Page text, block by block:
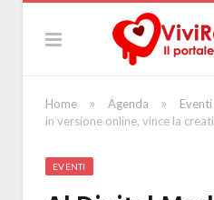
Home » Agenda » Eventi
in versione online, vince la
EVENTI